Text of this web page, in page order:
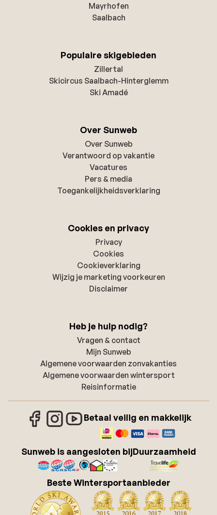
Mayrhofen
Saalbach
Populaire skigebieden
Zillertal
Skicircus Saalbach-Hinterglemm
Ski Amadé
Over Sunweb
Over Sunweb
Verantwoord op vakantie
Vacatures
Pers & media
Toegankelijkheidsverklaring
Cookies en privacy
Privacy
Cookies
Cookieverklaring
Wijzig je marketing voorkeuren
Disclaimer
Heb je hulp nodig?
Vragen & contact
Mijn Sunweb
Algemene voorwaarden zonvakanties
Algemene voorwaarden wintersport
Reisinformatie
Betaal veilig en makkelijk
Sunweb is aangesloten bijDuurzaamheid
Beste Wintersportaanbieder